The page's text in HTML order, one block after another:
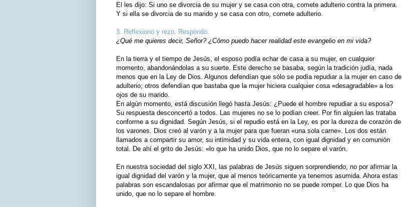
El les dijo: Si uno se divorcia de su mujer y se casa con otra, comete adulterio contra la primera.
Y si ella se divorcia de su marido y se casa con otro, comete adulterio.
3. Reflexiono y rezo. Respondo.
¿Qué me quieres decir, Señor? ¿Cómo puedo hacer realidad este evangelio en mi vida?
En la tierra y el tiempo de Jesús, el esposo podía echar de casa a su mujer, en cualquier
momento, abandonándolas a su suerte. Este derecho se basaba, según la tradición judía, nada
menos que en la Ley de Dios. Algunos defendían que sólo se podía repudiar a la mujer en caso de
adulterio; otros defendían que bastaba que la mujer hiciera cualquier cosa «desagradable» a los
ojos de su marido.
En algún momento, está discusión llegó hasta Jesús: ¿Puede el hombre repudiar a su esposa?
Su respuesta desconcertó a todos. Las mujeres no se lo podían creer. Por fin alguien las trataba
conforme a su dignidad. Según Jesús, si el repudio está en la Ley, es por la dureza de corazón de
los varones. Dios creó al varón y a la mujer para que fueran «una sola carne». Los dos están
llamados a compartir su amor, su intimidad y su vida entera, con igual dignidad y en comunión
total. De ahí el grito de Jesús: «lo que ha unido Dios, que no lo separe el varón.
En nuestra sociedad del siglo XXI, las palabras de Jesús siguen sorprendiendo, no por afirmar la
igual dignidad del varón y la mujer, que al menos teóricamente ya tenemos asumida. Ahora estas
palabras son escandalosas por afirmar que el matrimonio no se puede romper. Lo que Dios ha
unido, que no lo separe el hombre.